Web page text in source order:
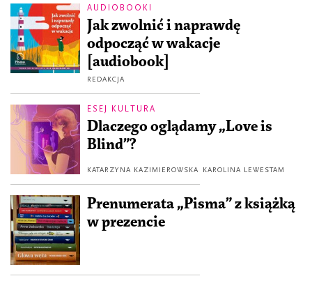
AUDIOBOOKI
Jak zwolnić i naprawdę
odpocząć w wakacje
[audiobook]
REDAKCJA
ESEJ KULTURA
Dlaczego oglądamy „Love is
Blind”?
KATARZYNA KAZIMIEROWSKA KAROLINA LEWESTAM
Prenumerata „Pisma” z książką
w prezencie